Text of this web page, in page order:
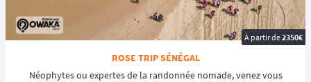
À partir de2350€
ROSE TRIP SÉNÉGAL
Néophytes ou expertes de la randonnée nomade, venez vous